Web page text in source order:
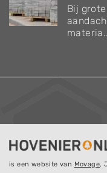
Bij
is een website van Movage,